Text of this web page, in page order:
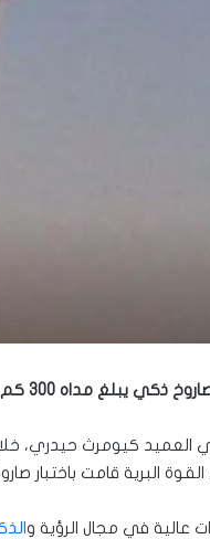
والذكاء والدقة، من دون أن تكشف مكان الاختبار.
العميد كيومرث
باختبار صاروخ ذكي بمدى 300 كيلومتر
عالية في مجال الرؤية و